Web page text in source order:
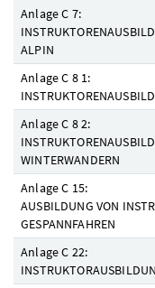
Anlage C 7:
ALPIN
Anlage C 8 1:
Anlage C 8 2:
WINTERWANDERN
Anlage C 15:
AUSBILDUNG VON
GESPANNFAHREN
Anlage C 22: